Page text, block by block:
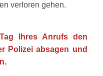
verloren gehen.
Ihres Anrufs den
Polizei absagen und